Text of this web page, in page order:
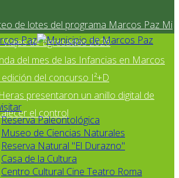
de lotes del programa Marcos Paz Mi
de Egresados 2026
del mes de las Infancias en Marcos
del concurso I²+D
presentaron un anillo digital de
el control
Reserva Paleontológica
Museo de Ciencias Naturales
Reserva Natural "El Durazno"
Casa de la Cultura
Centro Cultural Cine Teatro Roma